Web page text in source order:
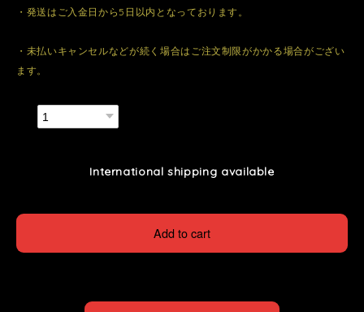
・発送はご入金日から5日以内となっております。
・未払いキャンセルなどが続く場合はご注文制限がかかる場合がござい
ます。
International shipping available
Add to cart